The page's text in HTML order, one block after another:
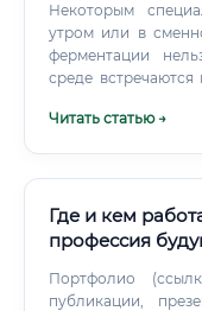
Некоторым
утром или в
ферментации
среде встречаются
работе Школьнику
Читать статью →
Где и кем
профессия
Портфолио
публикации,